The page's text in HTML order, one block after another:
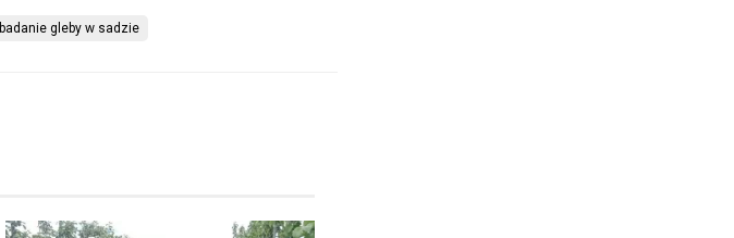
badanie gleby w sadzie